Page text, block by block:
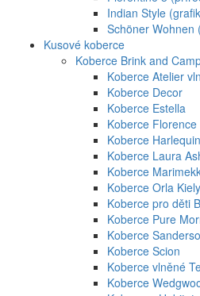
Indian Style
Schöner Wohnen
Kusové koberce
Koberce Brink and
Koberce Atelier
Koberce Decor
Koberce Estella
Koberce
Koberce Harlequin
Koberce Laura
Koberce
Koberce Orla
Koberce pro děti
Koberce Pure
Koberce
Koberce Scion
Koberce vlněné
Koberce